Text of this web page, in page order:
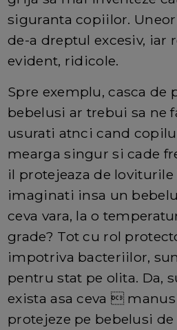
siguranta copiilor.
de-a dreptul excesiv, iar
evident, ridicole.
Spre exemplu, casca de
bebelusi ar trebui sa ne
usurati atnci cand
mearga singur si cade
il protejeaza de loviturile
imaginati insa un
ceva vara, la o
grade? Tot cu rol
impotriva bacteriilor,
pentru stat pe olita. Da,
exista asa ceva 
protejeze pe bebelusi